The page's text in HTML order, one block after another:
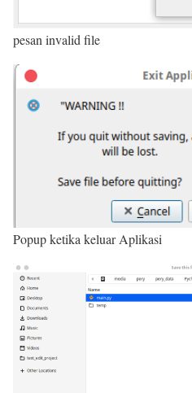
pesan invalid file
Popup ketika keluar Aplikasi